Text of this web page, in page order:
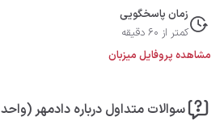
زمان پاسخگویی
کمتر از 60 دقیقه
مشاهده پروفایل میزبان
سوالات متداول درباره دادمهر (واحد ۲)